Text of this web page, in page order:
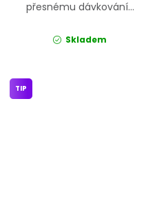
přesnému dávkování...
Skladem
TIP